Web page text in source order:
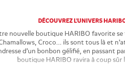
DÉCOUVREZ L'UNIVERS
nouvelle boutique HARIBO favorite
Croco… ils sont tous là et
d’un bonbon gélifié, en passant
boutique HARIBO ravira à coup sûr